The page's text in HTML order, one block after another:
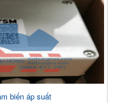
biến áp suất